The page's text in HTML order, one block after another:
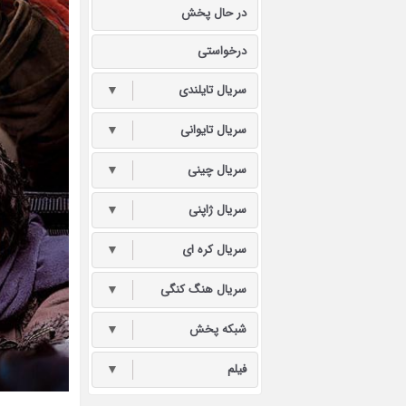
در حال پخش
درخواستی
سریال تایلندی ▼
سریال تایوانی ▼
سریال چینی ▼
سریال ژاپنی ▼
سریال کره ای ▼
سریال هنگ کنگی ▼
شبکه پخش ▼
فیلم ▼